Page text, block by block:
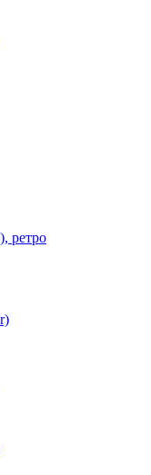
ретро